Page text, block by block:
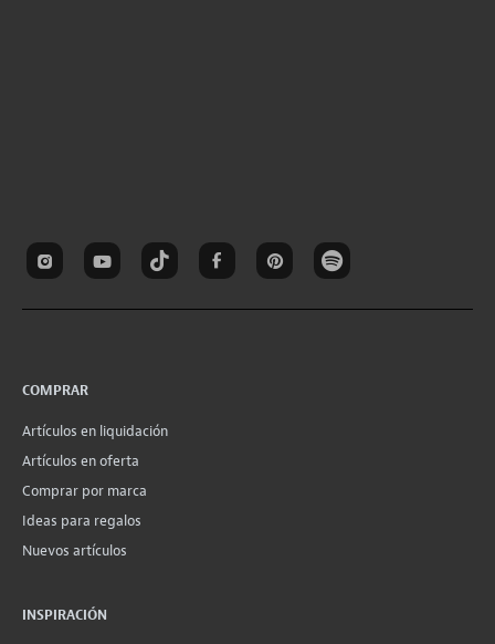
COMPRAR
Artículos en liquidación
Artículos en oferta
Comprar por marca
Ideas para regalos
Nuevos artículos
INSPIRACIÓN